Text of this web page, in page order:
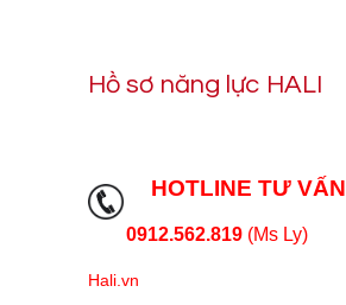
Hồ sơ năng lực HALI
HOTLINE TƯ VẤN
0912.562.819 (Ms Ly)
Hali.vn